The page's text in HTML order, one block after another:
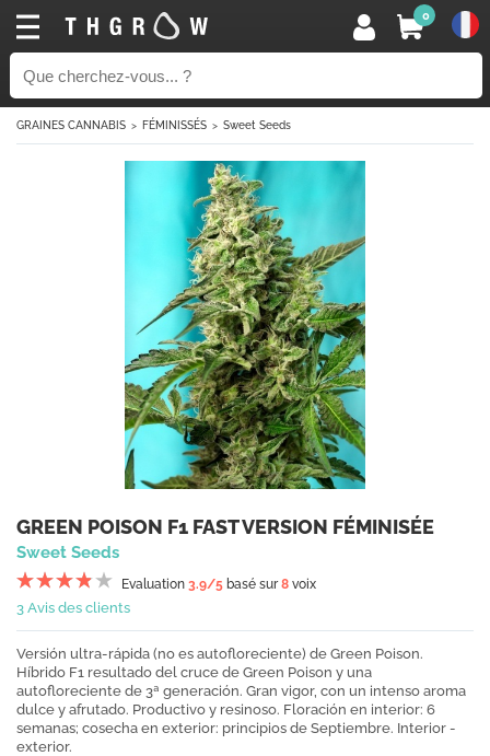
0
GRAINES CANNABIS FÉMINISSÉS Sweet Seeds
GREEN POISON F1 FAST VERSION FÉMINISÉE
Sweet Seeds
Evaluation 3.9/5 basé sur8 voix
3 Avis des clients
Versión ultra-rápida (no es autofloreciente) de Green Poison.
Híbrido F1 resultado del cruce de Green Poison y una
autofloreciente de 3ª generación. Gran vigor, con un intenso aroma
dulce y afrutado. Productivo y resinoso. Floración en interior: 6
semanas; cosecha en exterior: principios de Septiembre. Interior -
exterior.